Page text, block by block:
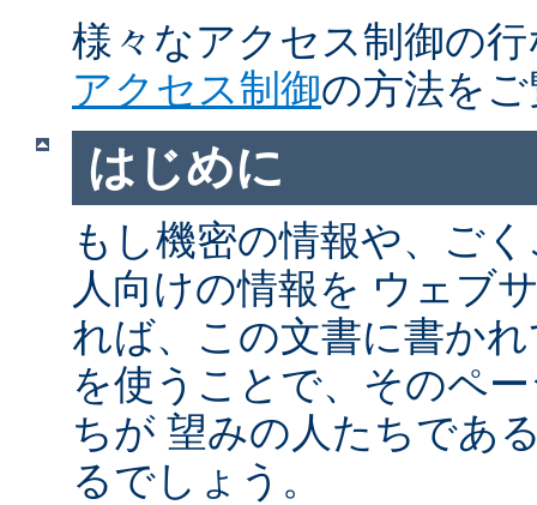
様々なアクセス制御の
アクセス制御の方法を
はじめに
もし機密の情報や、ご
人向けの情報を ウェブ
れば、この文書に書か
を使うことで、そのペ
ちが 望みの人たちであ
るでしょう。